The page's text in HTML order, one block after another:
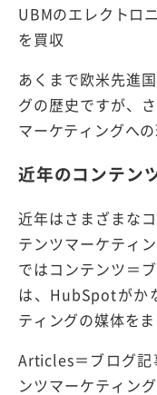
UBMのエレクトロ
を買収
あくまで欧米先進
グの歴史ですが、
マーケティングへ
近年のコンテン
近年はさまざまな
テンツマーケティ
ではコンテンツ＝
は、HubSpotがか
ティングの媒体を
Articles＝ブログ記
ンツマーケティン